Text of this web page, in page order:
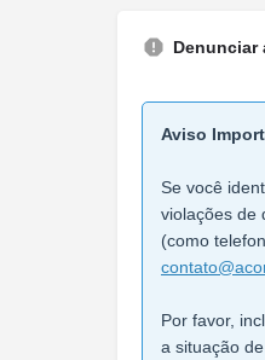
Denunciar
Aviso
Se você
violações de
(como
Por favor,
a situação